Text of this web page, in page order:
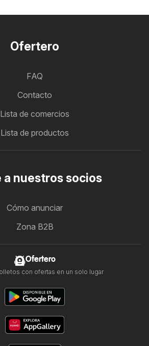
Ofertero
FAQ
Contacto
Lista de comercios
Lista de productos
a nuestros socios
Cómo anunciar
Zona B2B
Ofertero
con ofertas en un solo lugar